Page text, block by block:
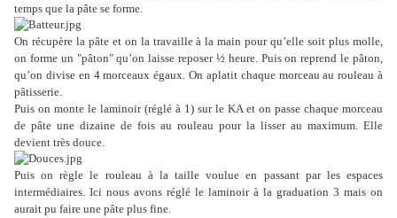
temps que la pâte se forme.
On récupère la pâte et on la travaille à la main pour qu’elle soit plus molle,
on forme un "pâton" qu’on laisse reposer ½ heure. Puis onreprend le pâton,
qu’on divise en 4 morceaux égaux. On aplatit chaque morceau au rouleau à
pâtisserie.
Puis on monte le laminoir (réglé à 1) sur le KA et on passe chaque morceau
de pâte une dizaine de fois au rouleau pour la lisser au maximum. Elle
devient très douce.
Puis on règle le rouleau à la taille voulue en passant par les espaces
intermédiaires. Ici nous avons réglé le laminoir à la graduation 3 mais on
aurait pu faire une pâte plus fine.